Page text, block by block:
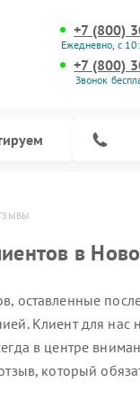
+7 (800)
Ежедневно, с
+7 (800)
Звонок
в
оставленные
Клиент для нас
в центре
который